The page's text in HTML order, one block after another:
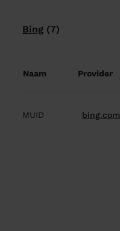
Bing (7)
Naam Provider
MUID bing.com